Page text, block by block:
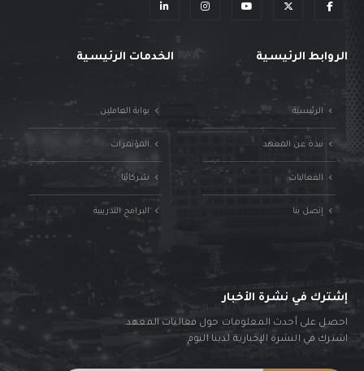
الروابط الرئيسية
الرئيسية
نبذة عن المعهد
الفعاليات
إتصل بنا
الخدمات الرئيسية
بوابة العاملين
المؤتمرات
شركائنا
البرامج التدريبية
إشترك في نشرة الأخبار
احصل على أحدث المعلومات حول فعاليات المعهد.
اشترك في النشرة الإخبارية لدينا اليوم.